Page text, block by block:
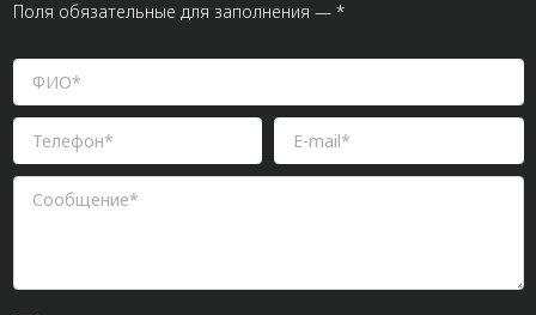
Поля обязательные для заполнения — *